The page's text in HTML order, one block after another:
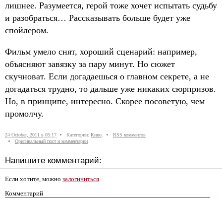
лишнее. Разумеется, герой тоже хочет испытать судьбу
и разобраться… Рассказывать больше будет уже
спойлером.
Фильм умело снят, хороший сценарий: например,
объясняют завязку за пару минут. Но сюжет
скучноват. Если догадаешься о главном секрете, а не
догадаться трудно, то дальше уже никаких сюрпризов.
Но, в принципе, интересно. Скорее посоветую, чем
промолчу.
24 October, 2011 в 05:17 Категории: Кино
RSS комментов
Оригинальный пост и комментарии
Напишите комментарий:
Если хотите, можно залогиниться
Комментарий